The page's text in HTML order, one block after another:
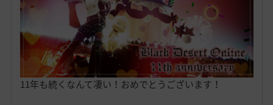
11年も続くなんて凄い！おめでとうございます！